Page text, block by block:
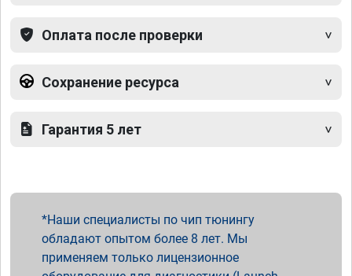
Оплата после проверки
Сохранение ресурса
Гарантия 5 лет
Наши специалисты по чип тюнингу
обладают опытом более 8 лет. Мы
применяем только лицензионное